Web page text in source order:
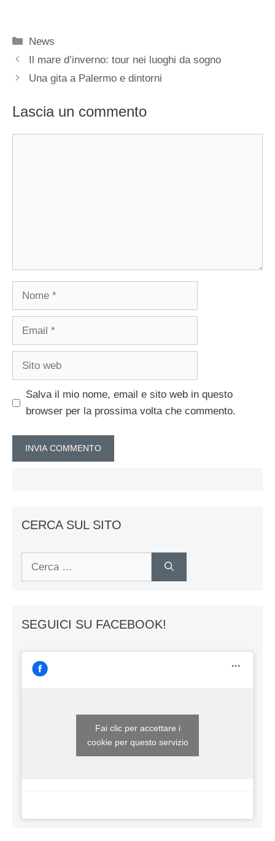
Categorie
News
Il mare d’inverno: tour nei luoghi da sogno
Una gita a Palermo e dintorni
Lascia un commento
Nome
Email
Sito
Salva il mio nome, email e sito web in questo
browser per la prossima volta che commento.
CERCA SUL SITO
SEGUICI SU FACEBOOK!
Fai clic per accettare i
cookie per questo servizio